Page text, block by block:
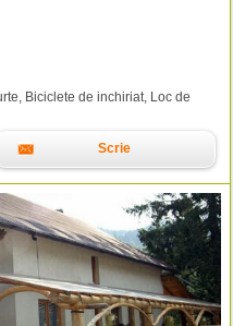
Biciclete de inchiriat, Loc de
Scrie